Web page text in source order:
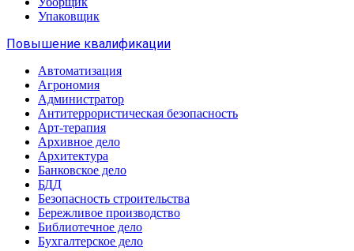
Упаковщик
Повышение квалификации
Автоматизация
Агрономия
Администратор
Антитеррористическая безопасность
Арт-терапия
Архивное дело
Архитектура
Банковское дело
БДД
Безопасность строительства
Бережливое производство
Библиотечное дело
Бухгалтерское дело